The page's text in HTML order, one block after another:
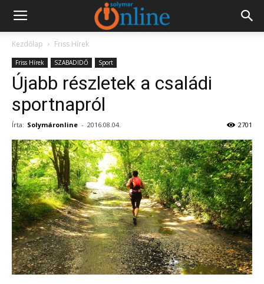
Kezdőlap Friss Hírek
Friss Hírek SZABADIDŐ Sport
Újabb részletek a családi
sportnapról
Írta: Solymáronline - 2016.08.04. 2701